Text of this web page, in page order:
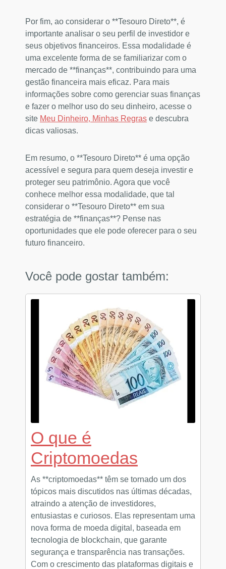
Por fim, ao considerar o **Tesouro Direto**, é
importante analisar o seu perfil de investidor e
seus objetivos financeiros. Essa modalidade é
uma excelente forma de se familiarizar com o
mercado de **finanças**, contribuindo para uma
gestão financeira mais eficaz. Para mais
informações sobre como gerenciar suas finanças
e fazer o melhor uso do seu dinheiro, acesse o
site Meu Dinheiro, Minhas Regras e descubra
dicas valiosas.
Em resumo, o **Tesouro Direto** é uma opção
acessível e segura para quem deseja investir e
proteger seu patrimônio. Agora que você
conhece melhor essa modalidade, que tal
considerar o **Tesouro Direto** em sua
estratégia de **finanças**? Pense nas
oportunidades que ele pode oferecer para o seu
futuro financeiro.
Você pode gostar também:
O que é
Criptomoedas
As **criptomoedas** têm se tornado um dos
tópicos mais discutidos nas últimas décadas,
atraindo a atenção de investidores,
entusiastas e curiosos. Elas representam uma
nova forma de moeda digital, baseada em
tecnologia de blockchain, que garante
segurança e transparência nas transações.
Com o crescimento das plataformas digitais e